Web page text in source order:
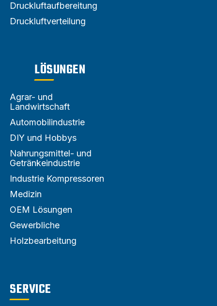
Druckluftaufbereitung
Druckluftverteilung
LÖSUNGEN
Agrar- und
Landwirtschaft
Automobilindustrie
DIY und Hobbys
Nahrungsmittel- und
Getränkeindustrie
Industrie Kompressoren
Medizin
OEM Lösungen
Gewerbliche
Holzbearbeitung
SERVICE